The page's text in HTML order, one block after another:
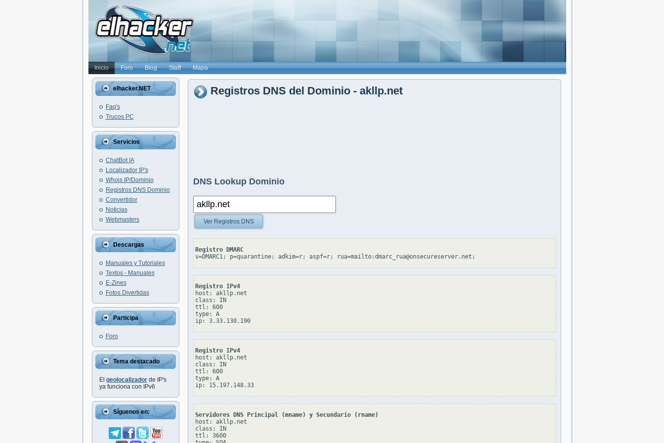
Inicio Foro Blog Staff Mapa
elhacker.NET
Faq's
Trucos PC
Servicios
ChatBot IA
Localizador IP's
Whois IP/Dominio
Registros DNS Dominio
Convertidor
Noticias
Webmasters
Descargas
Manuales y Tutoriales
Textos - Manuales
E-Zines
Fotos Divertidas
Participa
Foro
Tema destacado
El geolocalizadorde IP's
ya funciona con IPv6
Síguenos en:
Registros DNS del Dominio - akllp.net
DNS Lookup Dominio
Ver Registros DNS
Registro DMARC
v=DMARC1; p=quarantine; adkim=r; aspf=r; rua=mailto:dmarc_rua@onsecureserver.net;
Registro IPv4
host: akllp.net
class: IN
ttl: 600
type: A
ip: 3.33.130.190
Registro IPv4
host: akllp.net
class: IN
ttl: 600
type: A
ip: 15.197.148.33
Servidores DNS Principal (mname) y Secundario (rname)
host: akllp.net
class: IN
ttl: 3600